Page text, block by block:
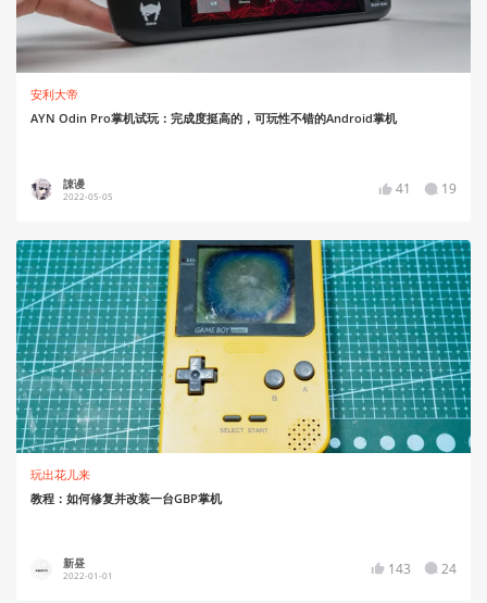
安利大帝
AYN Odin Pro掌机试玩：完成度挺高的，可玩性不错的Android掌机
諌谩
2022-05-05 41 19
玩出花儿来
教程：如何修复并改装一台GBP掌机
新昼
2022-01-01 143 24